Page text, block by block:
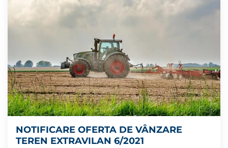
NOTIFICARE OFERTA DE VÂNZARE
TEREN EXTRAVILAN 6/2021